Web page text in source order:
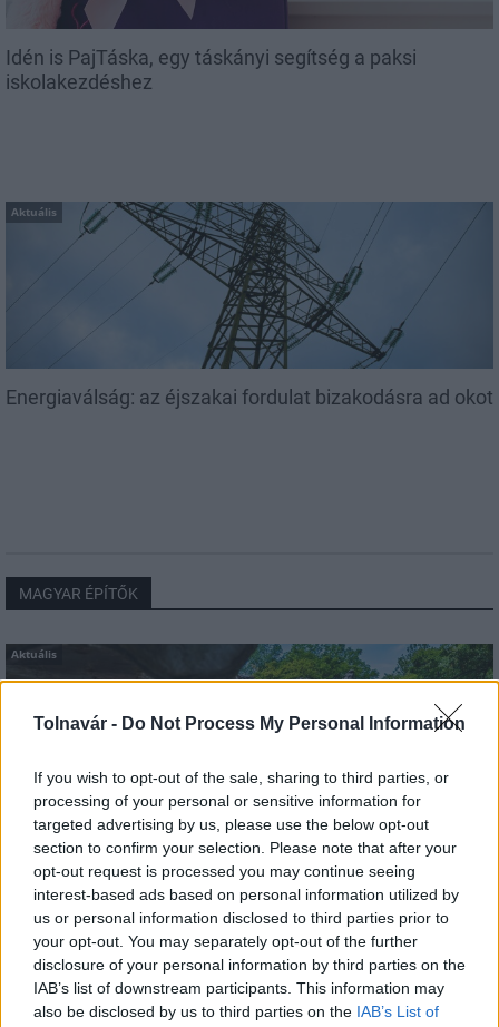
Tolnavár - Do Not Process My Personal Information
If you wish to opt-out of the sale, sharing to third parties, or
processing of your personal or sensitive information for
targeted advertising by us, please use the below opt-out
section to confirm your selection. Please note that after your
opt-out request is processed you may continue seeing
interest-based ads based on personal information utilized by
us or personal information disclosed to third parties prior to
your opt-out. You may separately opt-out of the further
disclosure of your personal information by third parties on the
IAB’s list of downstream participants. This information may
also be disclosed by us to third parties on the IAB’s List of
Idén is PajTáska, egy táskányi segítség a paksi
iskolakezdéshez
Aktuális
Energiaválság: az éjszakai fordulat bizakodásra ad okot
MAGYAR ÉPÍTŐK
Aktuális
Tata műemlékfelújítás műemlék restaurálás
Történelmi táj, amelynek minden köve mesél –
megújul a tatai Angolkert